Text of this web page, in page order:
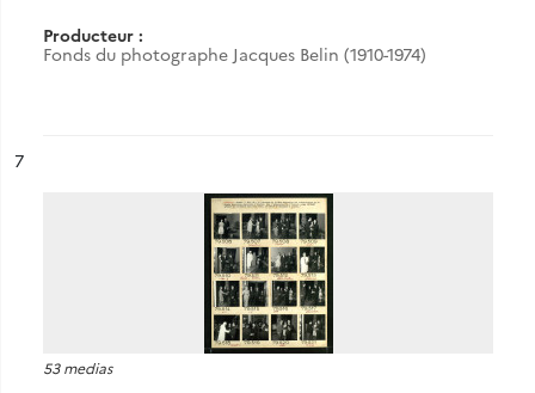
Producteur :
Fonds du photographe Jacques Belin (1910-1974)
n°
7
53 medias